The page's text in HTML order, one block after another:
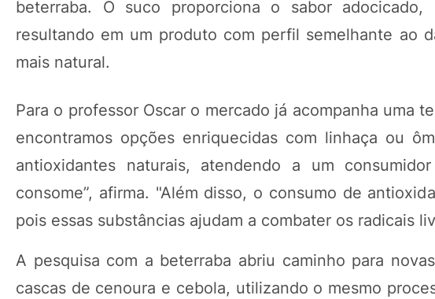
beterraba. O suco proporciona o sabor
resultando em um produto com perfil semelhante ao
mais natural.
Para o professor Oscar o mercado já acompanha uma
encontramos opções enriquecidas com linhaça ou
antioxidantes naturais, atendendo a um
consome”, afirma. "Além disso, o consumo de
pois essas substâncias ajudam a combater os radicais
A pesquisa com a beterraba abriu caminho para
cascas de cenoura e cebola, utilizando o mesmo